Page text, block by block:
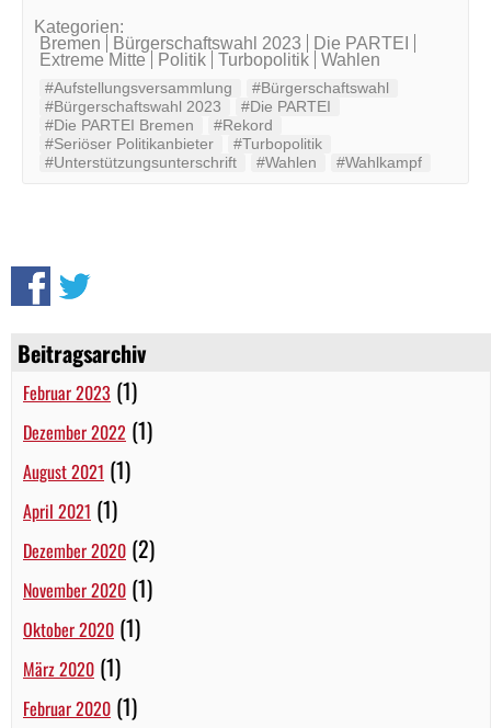
Beitragsarchiv
Februar 2023 (1)
Dezember 2022 (1)
August 2021 (1)
April 2021 (1)
Dezember 2020 (2)
November 2020 (1)
Oktober 2020 (1)
März 2020 (1)
Februar 2020 (1)
Kategorien:
Bremen
Bürgerschaftswahl 2023
Die PARTEI
Extreme Mitte
Politik Turbopolitik Wahlen
#Aufstellungsversammlung
#Bürgerschaftswahl
#Bürgerschaftswahl 2023
#Die PARTEI
#Die PARTEI Bremen
#Rekord
#Seriöser Politikanbieter
#Turbopolitik
#Unterstützungsunterschrift
#Wahlen #Wahlkampf